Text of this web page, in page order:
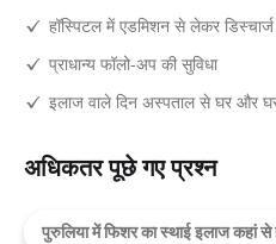
हॉस्पिटल में एडमिशन से लेकर डिस्चार्ज
प्राधान्य फॉलो-अप की सुविधा
इलाज वाले दिन अस्पताल से घर और
अधिकतर पूछे गए प्रश्न
पुरुलिया में फिशर का स्थाई इलाज कहां से